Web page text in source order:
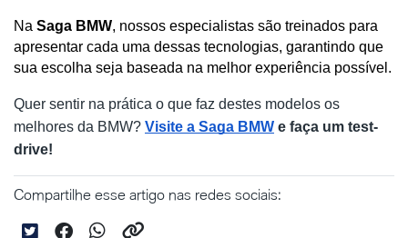
Na Saga BMW, nossos especialistas são treinados para
apresentar cada uma dessas tecnologias, garantindo que
sua escolha seja baseada na melhor experiência possível.
Quer sentir na prática o que faz destes modelos os
melhores da BMW? Visite a Saga BMW e faça um test-
drive!
Compartilhe esse artigo nas redes sociais: